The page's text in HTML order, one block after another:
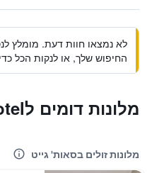
לא נמצאו חוות דעת. מומלץ
החיפוש שלך, או לנקות הכל
מלונות דומים לSouthern Motel
מלונות זולים בסאות' גייט